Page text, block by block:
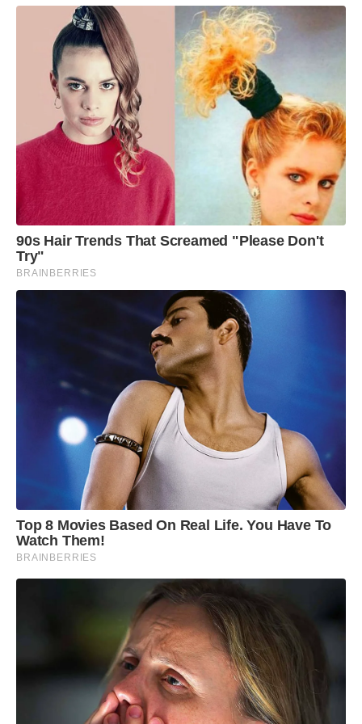
90s Hair Trends That Screamed "Please Don't
Try"
BRAINBERRIES
Top 8 Movies Based On Real Life. You Have To
Watch Them!
BRAINBERRIES